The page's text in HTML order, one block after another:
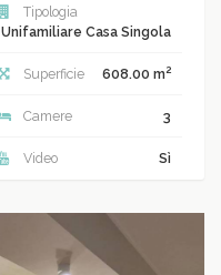
Tipologia
Unifamiliare Casa Singola
Superficie 608.00 m2
Camere 3
Video Sì